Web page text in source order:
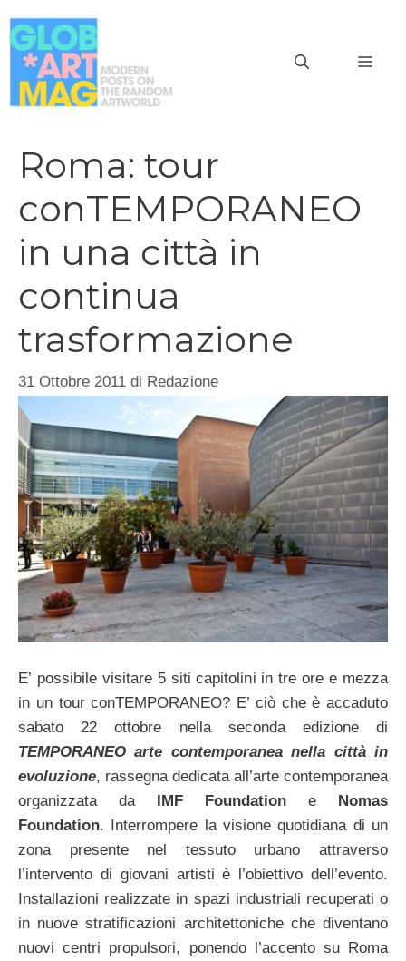
al
contenuto
Roma: tour
conTEMPORANEO
in una città in
continua
trasformazione
31 Ottobre 2011 di Redazione
E’ possibile visitare 5 siti capitolini in tre ore e mezza
in un tour conTEMPORANEO? E’ ciò che è accaduto
sabato 22 ottobre nella seconda edizione di
TEMPORANEO arte contemporanea nella città in
evoluzione, rassegna dedicata all’arte contemporanea
organizzata da IMF Foundation e Nomas
Foundation. Interrompere la visione quotidiana di un
zona presente nel tessuto urbano attraverso
l’intervento di giovani artisti è l’obiettivo dell’evento.
Installazioni realizzate in spazi industriali recuperati o
in nuove stratificazioni architettoniche che diventano
nuovi centri propulsori, ponendo l’accento su Roma